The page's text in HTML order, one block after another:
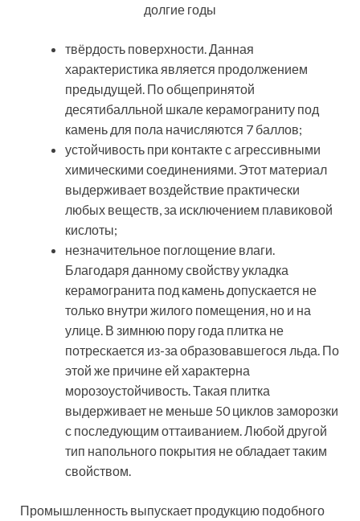
долгие годы
твёрдость поверхности. Данная
характеристика является продолжением
предыдущей. По общепринятой
десятибалльной шкале керамограниту под
камень для пола начисляются 7 баллов;
устойчивость при контакте с агрессивными
химическими соединениями. Этот материал
выдерживает воздействие практически
любых веществ, за исключением плавиковой
кислоты;
незначительное поглощение влаги.
Благодаря данному свойству укладка
керамогранита под камень допускается не
только внутри жилого помещения, но и на
улице. В зимнюю пору года плитка не
потрескается из-за образовавшегося льда. По
этой же причине ей характерна
морозоустойчивость. Такая плитка
выдерживает не меньше 50 циклов заморозки
с последующим оттаиванием. Любой другой
тип напольного покрытия не обладает таким
свойством.
Промышленность выпускает продукцию подобного